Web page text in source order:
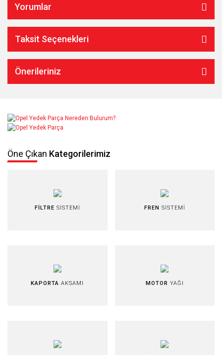
Yorumlar
Taksit Seçenekleri
Önerileriniz
Öne Çıkan Kategorilerimiz
FİLTRE SİSTEMİ FREN SİSTEMİ
KAPORTA AKSAMI MOTOR YAĞI